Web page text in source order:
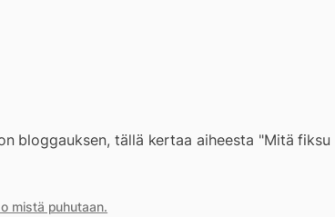
bloggauksen, tällä kertaa aiheesta "Mitä fiksu
mistä puhutaan.